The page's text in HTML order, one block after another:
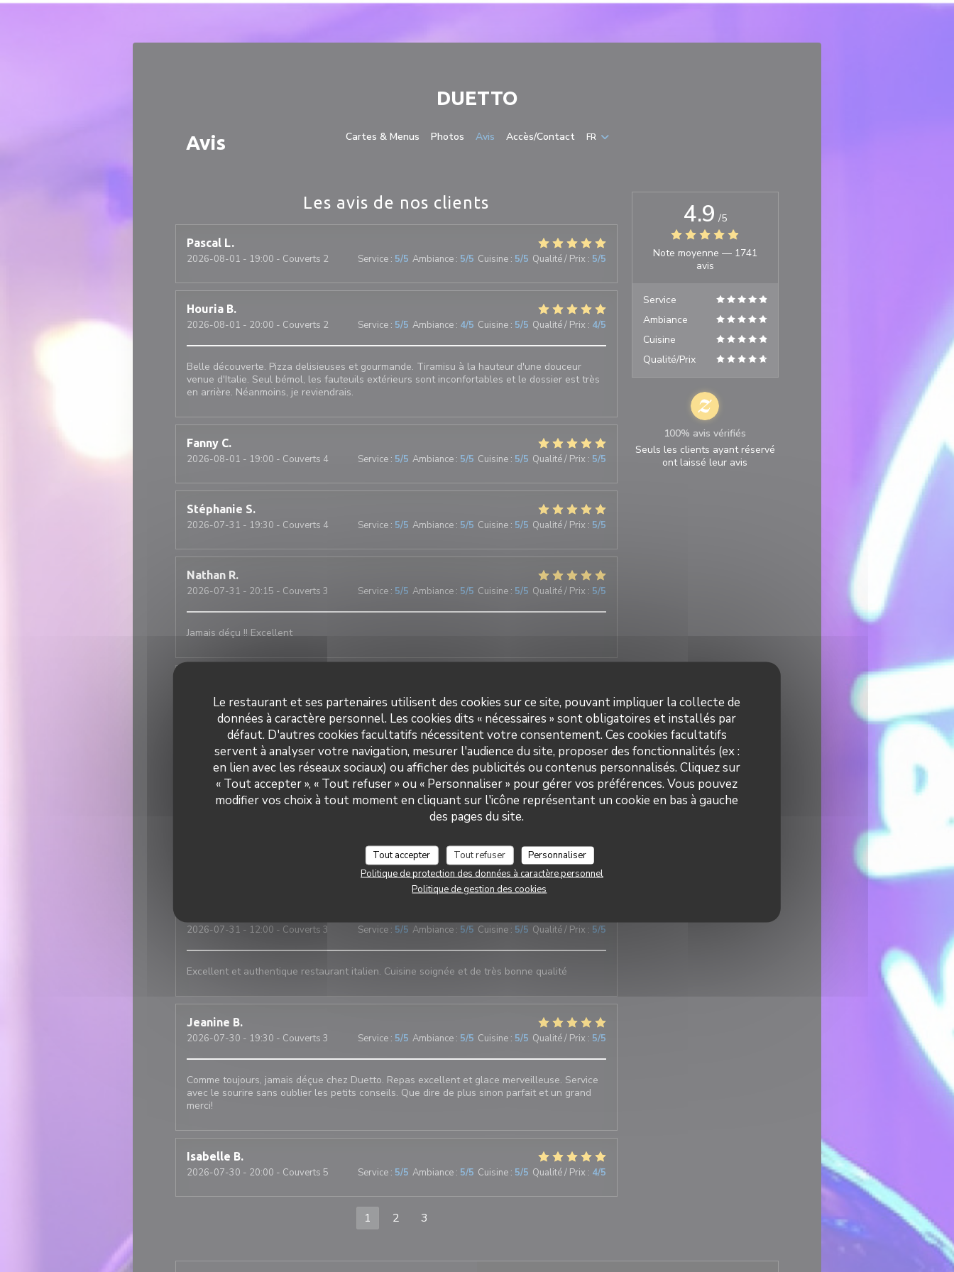
Personnalisation de vos choix en matière de cookies
Le restaurant et ses partenaires utilisent des cookies sur ce site, pouvant impliquer la collecte de
données à caractère personnel. Les cookies dits « nécessaires » sont obligatoires et installés par
défaut. D'autres cookies facultatifs nécessitent votre consentement. Ces cookies facultatifs
servent à analyser votre navigation, mesurer l'audience du site, proposer des fonctionnalités (ex :
en lien avec les réseaux sociaux) ou afficher des publicités ou contenus personnalisés. Cliquez sur
« Tout accepter », « Tout refuser » ou « Personnaliser » pour gérer vos préférences. Vous pouvez
modifier vos choix à tout moment en cliquant sur l'icône représentant un cookie en bas à gauche
des pages du site.
Tout accepter Tout refuser
Personnaliser
Politique de protection des données à caractère personnel
Politique de gestion des cookies
DUETTO
Cartes & Menus Photos Avis Accès/Contact FR
Avis
Les avis de nos clients
Pascal L
2026-08-01 - 19:00 - Couverts 2 Service: 5/5 Ambiance: 5/5 Cuisine: 5/5 Qualité / Prix: 5/5
Houria B
2026-08-01 - 20:00 - Couverts 2 Service: 5/5 Ambiance: 4/5 Cuisine: 5/5 Qualité / Prix: 4/5
Belle découverte. Pizza delisieuses et gourmande. Tiramisu à la hauteur d'une douceur
venue d'Italie. Seul bémol, les fauteuils extérieurs sont inconfortables et le dossier est très
en arrière. Néanmoins, je reviendrais.
Fanny C
2026-08-01 - 19:00 - Couverts 4 Service: 5/5 Ambiance: 5/5 Cuisine: 5/5 Qualité / Prix: 5/5
Stéphanie S
2026-07-31 - 19:30 - Couverts 4 Service: 5/5 Ambiance: 5/5 Cuisine: 5/5 Qualité / Prix : 5/5
Nathan R
2026-07-31 - 20:15 - Couverts 3 Service: 5/5 Ambiance: 5/5 Cuisine: 5/5 Qualité / Prix : 5/5
Jamais déçu !! Excellent
2026-07-31- 19:30 - Couverts 3 Service : 5/5 Ambiance: 5/5 Cuisine: 5/5 Qualité / Prix:5/5
Super ambiance, service impeccable et tout est délicieux !!!
T
2026-07-31- 12:30 - Couverts 2 Service : 5 /5 Ambiance : 5/5 Cuisine:5 /5 Qualité / Prix : 5 /5
Une excellente adresse italienne au cœur du village ! Les plats sont délicieux et le service
est tout simplement incroyable : chaleureux, attentionné et d’une grande gentillesse.
2026-07-31 - 12:00 - Couverts 3 Service: 5/5 Ambiance: 5/5 Cuisine: 5/5 Qualité / Prix : 5/5
Excellent et authentique restaurant italien. Cuisine soignée et de très bonne qualité
Jeanine B
2026-07-30 - 19:30 - Couverts 3 Service: 5/5 Ambiance: 5/5 Cuisine: 5/5 Qualité / Prix: 5/5
Comme toujours, jamais déçue chez Duetto. Repas excellent et glace merveilleuse. Service
avec le sourire sans oublier les petits conseils. Que dire de plus sinon parfait et un grand
merci!
Isabelle B
2026-07-30 - 20:00 - Couverts 5 Service: 5/5 Ambiance: 5/5 Cuisine: 5/5 Qualité / Prix: 4/5
1 2 3
4.9 /5
Note moyenne — 1741
avis
Service
Ambiance
Cuisine
Qualité/Prix
100% avis vérifiés
Seuls les clients ayant réservé
ont laissé leur avis
DUETTO